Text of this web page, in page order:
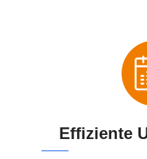
Effiziente